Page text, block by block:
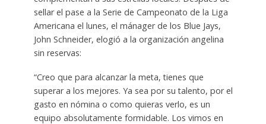
sellar el pase a la Serie de Campeonato de la Liga
Americana el lunes, el mánager de los Blue Jays,
John Schneider, elogió a la organización angelina
sin reservas:
“Creo que para alcanzar la meta, tienes que
superar a los mejores. Ya sea por su talento, por el
gasto en nómina o como quieras verlo, es un
equipo absolutamente formidable. Los vimos en